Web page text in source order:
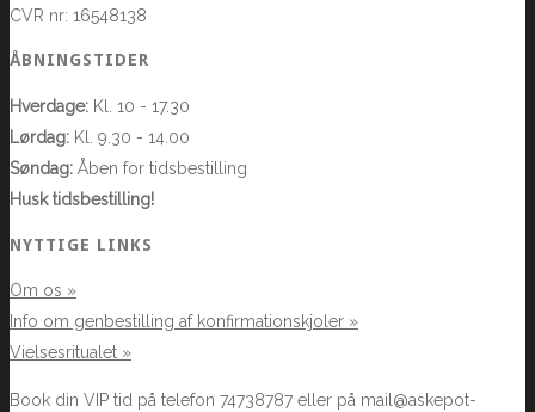
CVR nr: 16548138
ÅBNINGSTIDER
Hverdage: Kl. 10 - 17.30
Lørdag: Kl. 9.30 - 14.00
Søndag: Åben for tidsbestilling
Husk tidsbestilling!
NYTTIGE LINKS
Om os »
Info om genbestilling af konfirmationskjoler »
Vielsesritualet »
Book din VIP tid på telefon 74738787 eller på mail@askepot-